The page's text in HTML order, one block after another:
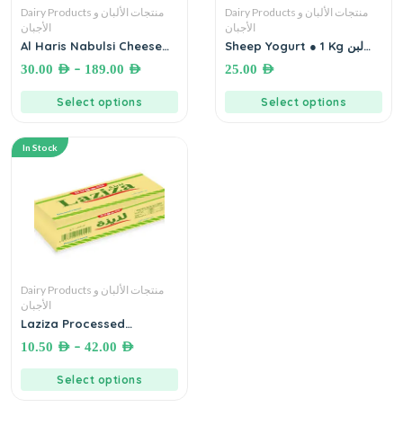
Dairy Products منتجات الألبان و
الأجبان
Al Haris Nabulsi Cheese
30.00 AED – 189.00 AED
Select options
Dairy Products منتجات الألبان و
الأجبان
Sheep Yogurt ● 1 Kg لبن
25.00 AED
Select options
In Stock
Dairy Products منتجات الألبان و
الأجبان
Laziza Processed
Hamoudah لذيذه(جبن مطبوخ
بالشدر) حموده
10.50 AED – 42.00 AED
Select options